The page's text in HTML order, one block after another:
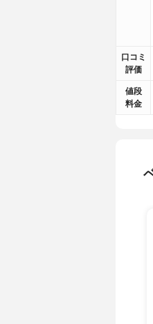
口コミ
評価
値段
料金